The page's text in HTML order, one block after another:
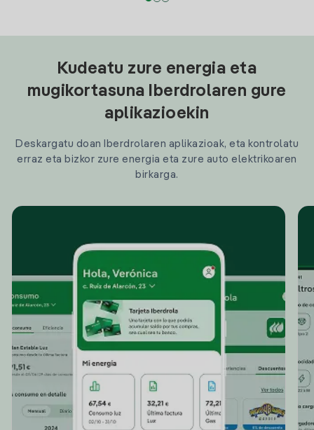
Kudeatu zure energia eta
mugikortasuna Iberdrolaren gure
aplikazioekin
Deskargatu doan Iberdrolaren aplikazioak, eta kontrolatu
erraz eta bizkor zure energia eta zure auto elektrikoaren
birkarga.